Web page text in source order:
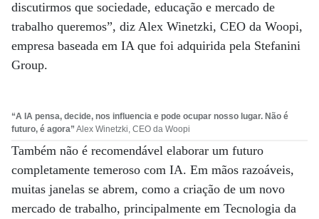
discutirmos que sociedade, educação e mercado de
trabalho queremos”, diz Alex Winetzki, CEO da Woopi,
empresa baseada em IA que foi adquirida pela Stefanini
Group.
“A IA pensa, decide, nos influencia e pode ocupar nosso lugar. Não é
futuro, é agora” Alex Winetzki, CEO da Woopi
Também não é recomendável elaborar um futuro
completamente temeroso com IA. Em mãos razoáveis,
muitas janelas se abrem, como a criação de um novo
mercado de trabalho, principalmente em Tecnologia da